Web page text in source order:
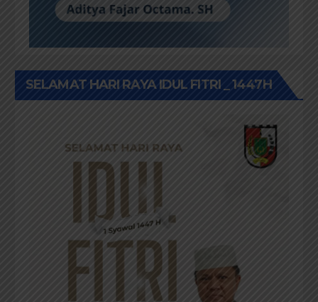
SELAMAT HARI RAYA IDUL FITRI _ 1447H